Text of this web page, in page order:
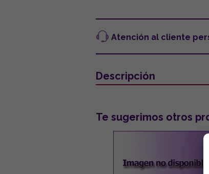
Atención al cliente
Descripción
Te sugerimos otros